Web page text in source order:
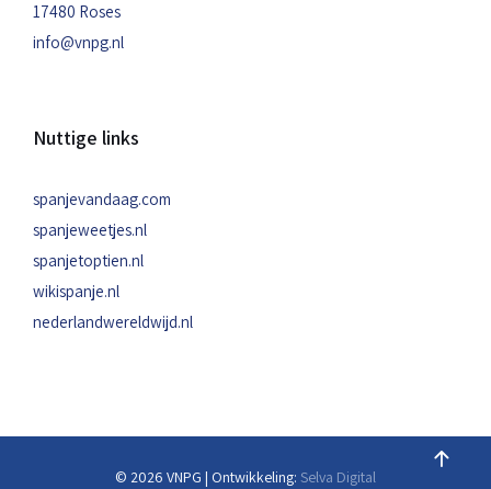
17480 Roses
info@vnpg.nl
Nuttige links
spanjevandaag.com
spanjeweetjes.nl
spanjetoptien.nl
wikispanje.nl
nederlandwereldwijd.nl
© 2026 VNPG | Ontwikkeling: Selva Digital